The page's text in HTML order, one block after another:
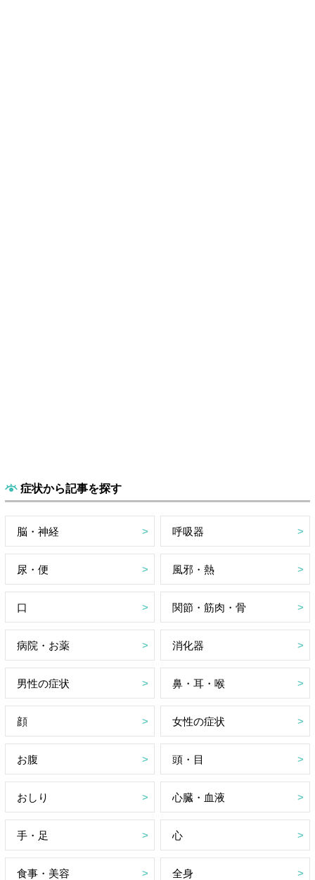
症状から記事を探す
脳・神経 呼吸器
尿・便 風邪・熱
口 関節・筋肉・骨
病院・お薬 消化器
男性の症状 鼻・耳・喉
顔 女性の症状
お腹 頭・目
おしり 心臓・血液
手・足 心
食事・美容 全身